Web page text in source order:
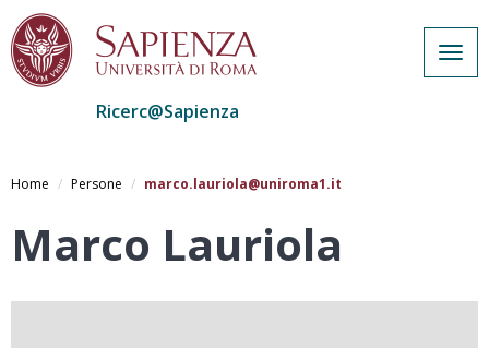
al
Ricerc@Sapienza
Home Persone marco.lauriola@uniroma1.it
Marco Lauriola